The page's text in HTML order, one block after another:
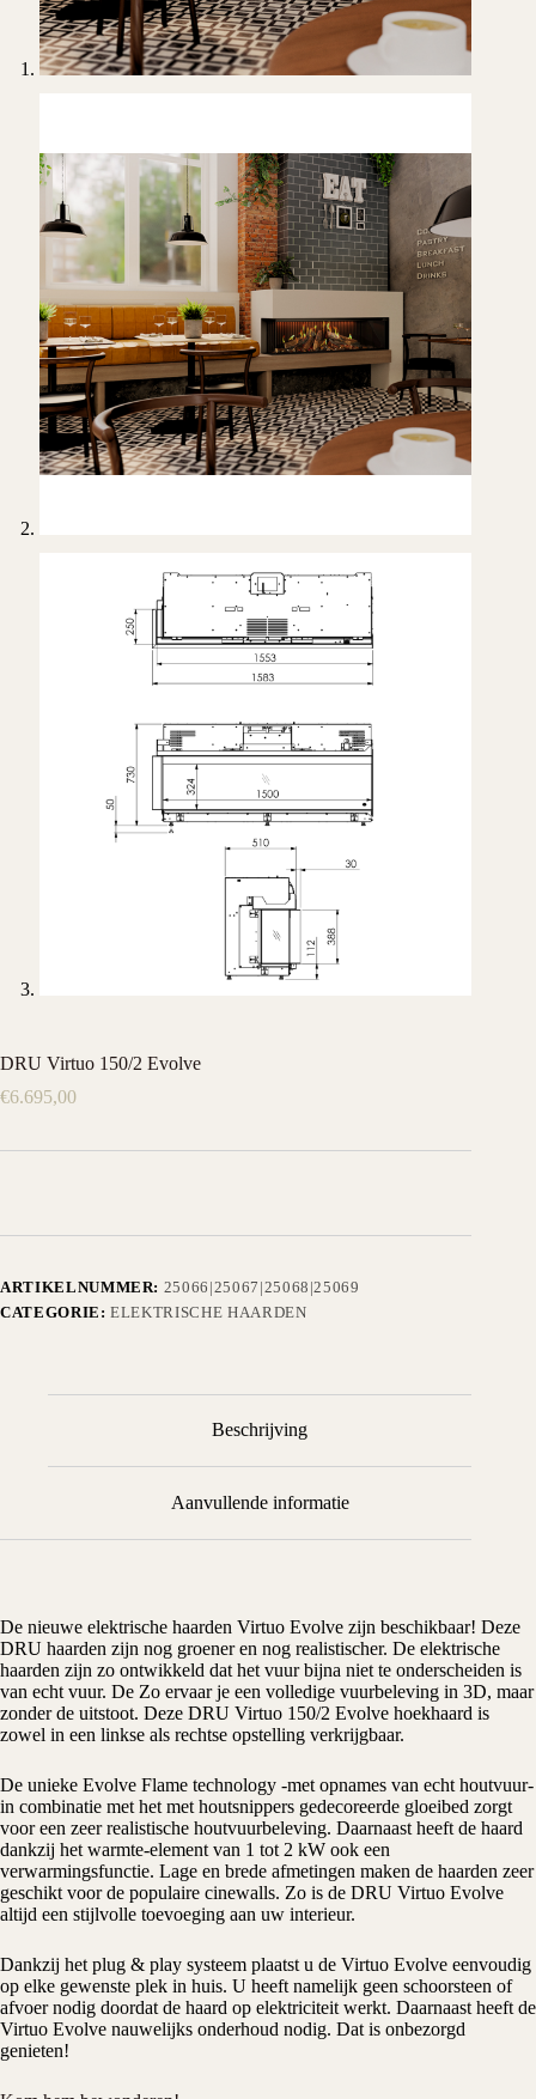
DRU Virtuo 150/2 Evolve
€6.695,00
ARTIKELNUMMER: 25066|25067|25068|25069
CATEGORIE:ELEKTRISCHE HAARDEN
Beschrijving
Aanvullende informatie
De nieuwe elektrische haarden Virtuo Evolve zijn beschikbaar! Deze
DRU haarden zijn nog groener en nog realistischer. De elektrische
haarden zijn zo ontwikkeld dat het vuur bijna niet te onderscheiden is
van echt vuur. De Zo ervaar je een volledige vuurbeleving in 3D, maar
zonder de uitstoot. Deze DRU Virtuo 150/2 Evolve hoekhaard is
zowel in een linkse als rechtse opstelling verkrijgbaar.
De unieke Evolve Flame technology -met opnames van echt houtvuur-
in combinatie met het met houtsnippers gedecoreerde gloeibed zorgt
voor een zeer realistische houtvuurbeleving. Daarnaast heeft de haard
dankzij het warmte-element van 1 tot 2 kW ook een
verwarmingsfunctie. Lage en brede afmetingen maken de haarden zeer
geschikt voor de populaire cinewalls. Zo is de DRU Virtuo Evolve
altijd een stijlvolle toevoeging aan uw interieur.
Dankzij het plug & play systeem plaatst u de Virtuo Evolve eenvoudig
op elke gewenste plek in huis. U heeft namelijk geen schoorsteen of
afvoer nodig doordat de haard op elektriciteit werkt. Daarnaast heeft de
Virtuo Evolve nauwelijks onderhoud nodig. Dat is onbezorgd
genieten!